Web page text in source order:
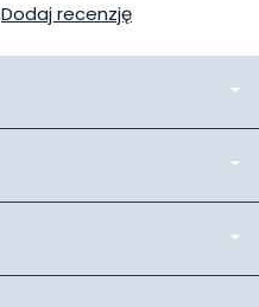
Dodaj recenzję